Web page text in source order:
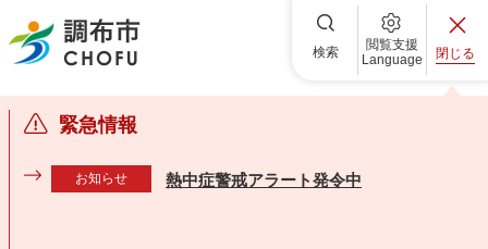
調布市 検索
閲覧支援
Language
閉じる
緊急情報
お知らせ 熱中症警戒アラート発令中